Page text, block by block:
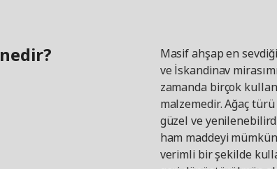
Masif ahşap en
ve İskandinav
zamanda birçok
malzemedir. Ağaç türü
güzel ve
ham maddeyi
verimli bir şekilde